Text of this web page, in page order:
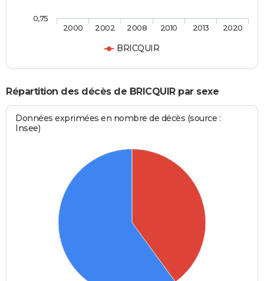
BRICQUIR
2000 2002 2008 2010 2013 2020
0,75
Répartition des décès de BRICQUIR par sexe
Données exprimées en nombre de décès (source :
Insee)